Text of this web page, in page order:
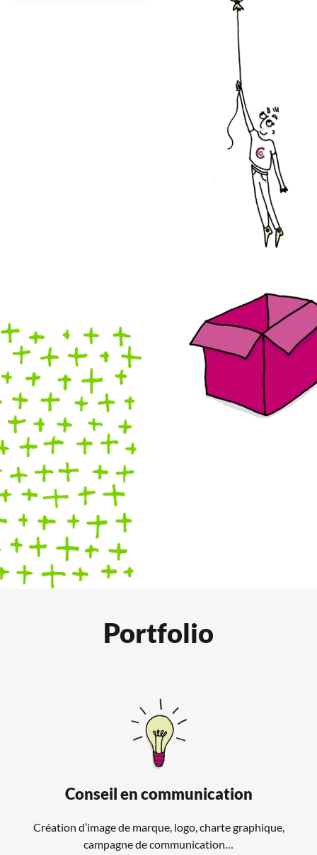
Portfolio
Conseil en communication
Création d’image de marque, logo, charte graphique,
campagne de communication…